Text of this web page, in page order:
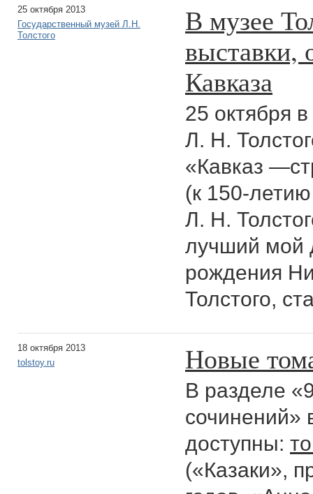
25 октября 2013
Государственный музей Л.Н.
Толстого
В музее
выставки,
Кавказа
25 октября
Л. Н.
«Кавказ
(к 150-
Л. Н.
лучший мой
рождения
Толстого,
18 октября 2013
tolstoy.ru
Новые
В разделе
сочинений»
доступны:
(«Казаки»,